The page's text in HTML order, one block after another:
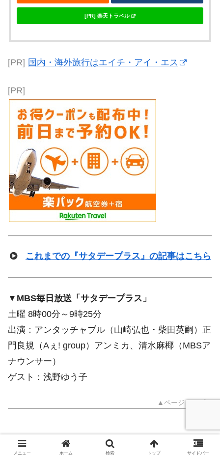
[PR] 楽天トラベル
[PR] 国内・海外旅行はエイチ・アイ・エス
[PR]
これまでの『サタデープラス』の記事はこちら
▼ MBS毎日放送「サタデープラス」
土曜 8時00分～9時25分
出演：アンタッチャブル（山崎弘也・柴田英嗣）正
門良規（Aぇ! group）アンミカ、清水麻椰（MBSア
ナウンサー）
ゲスト：浅野ゆう子
▲ページトップへ
メニュー ホーム 検索 トップ サイドバー